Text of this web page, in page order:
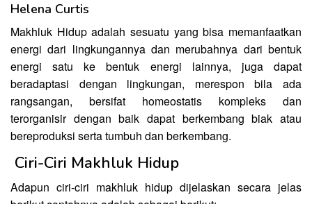
Helena Curtis
Makhluk Hidup adalah sesuatu yang bisa memanfaatkan
energi dari lingkungannya dan merubahnya dari bentuk
energi satu ke bentuk energi lainnya, juga dapat
beradaptasi dengan lingkungan, merespon bila ada
rangsangan, bersifat homeostatis kompleks dan
terorganisir dengan baik dapat berkembang biak atau
bereproduksi serta tumbuh dan berkembang.
Ciri-Ciri Makhluk Hidup
Adapun ciri-ciri makhluk hidup dijelaskan secara jelas